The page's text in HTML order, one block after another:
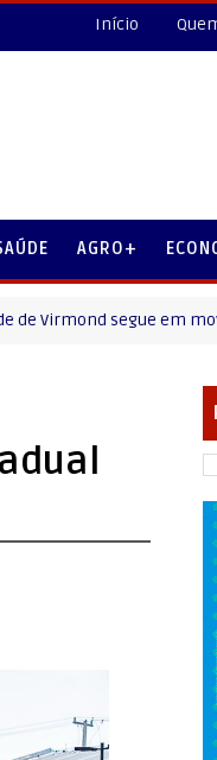
Início
AGRO+
segue em movimento